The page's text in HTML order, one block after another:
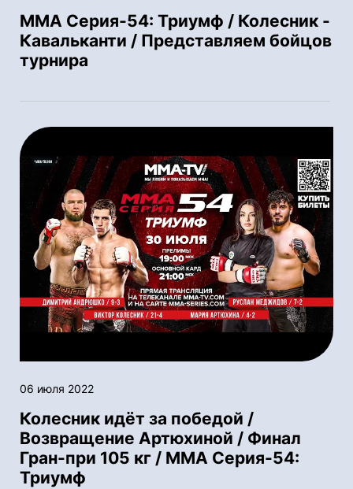
ММА Серия-54: Триумф / Колесник -
Кавальканти / Представляем бойцов
турнира
06 июля 2022
Колесник идёт за победой /
Возвращение Артюхиной / Финал
Гран-при 105 кг / ММА Серия-54:
Триумф